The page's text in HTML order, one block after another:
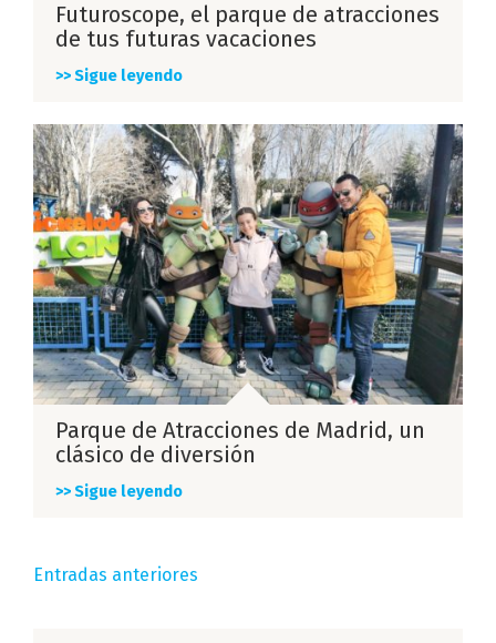
Futuroscope, el parque de atracciones
de tus futuras vacaciones
>> Sigue leyendo
Parque de Atracciones de Madrid, un
clásico de diversión
>> Sigue leyendo
Navegación
Entradas anteriores